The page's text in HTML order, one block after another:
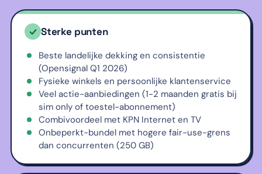
Sterke punten
Beste landelijke dekking en consistentie
(Opensignal Q1 2026)
Fysieke winkels en persoonlijke klantenservice
Veel actie-aanbiedingen (1-2 maanden gratis bij
sim only of toestel-abonnement)
Combivoordeel met KPN Internet en TV
Onbeperkt-bundel met hogere fair-use-grens
dan concurrenten (250 GB)